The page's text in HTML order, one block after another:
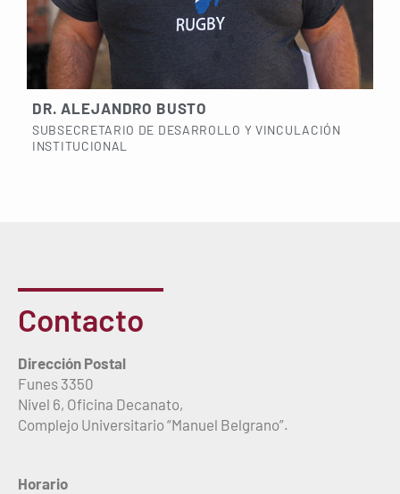
DR. ALEJANDRO BUSTO
SUBSECRETARIO DE DESARROLLO Y VINCULACIÓN
INSTITUCIONAL
Contacto
Dirección Postal
Funes 3350
Nivel 6, Oficina Decanato,
Complejo Universitario “Manuel Belgrano”.
Horario